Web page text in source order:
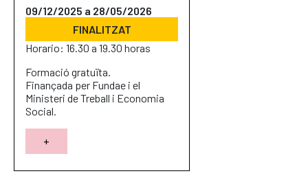
09/12/2025 a 28/05/2026
FINALITZAT
Horario: 16.30 a 19.30 horas
Formació gratuïta.
Finançada per Fundae i el
Ministeri de Treball i Economia
Social.
+